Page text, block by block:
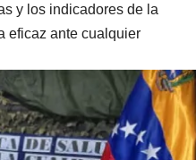
y los indicadores de la
eficaz ante cualquier